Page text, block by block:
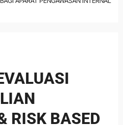
RISK BASED